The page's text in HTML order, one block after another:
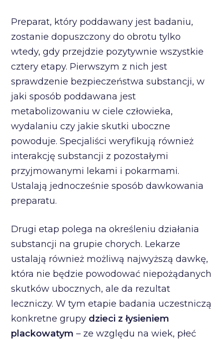
Preparat, który poddawany jest badaniu,
zostanie dopuszczony do obrotu tylko
wtedy, gdy przejdzie pozytywnie wszystkie
cztery etapy. Pierwszym z nich jest
sprawdzenie bezpieczeństwa substancji, w
jaki sposób poddawana jest
metabolizowaniu w ciele człowieka,
wydalaniu czy jakie skutki uboczne
powoduje. Specjaliści weryfikują również
interakcję substancji z pozostałymi
przyjmowanymi lekami i pokarmami.
Ustalają jednocześnie sposób dawkowania
preparatu.
Drugi etap polega na określeniu działania
substancji na grupie chorych. Lekarze
ustalają również możliwą najwyższą dawkę,
która nie będzie powodować niepożądanych
skutków ubocznych, ale da rezultat
leczniczy. W tym etapie badania uczestniczą
konkretne grupy dzieci z łysieniem
plackowatym– ze względu na wiek, płeć